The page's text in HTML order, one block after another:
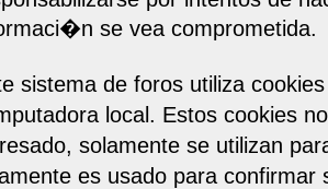
se vea comprometida.
sistema de foros utiliza
local. Estos cookies
solamente se utilizan
es usado para